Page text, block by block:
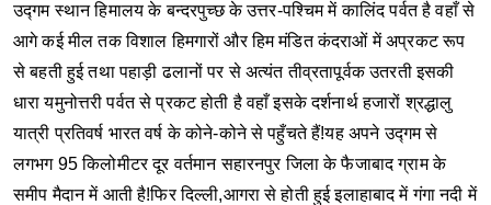
उद्गम स्थान हिमालय के बन्दरपुच्छ के उत्तर-पश्चिम में कालिंद पर्वत है वहाँ से
आगे कई मील तक विशाल हिमगारों और हिम मंडित कंदराओं में अप्रकट रूप
से बहती हुई तथा पहाड़ी ढलानों पर से अत्यंत तीव्रतापूर्वक उतरती इसकी
धारा यमुनोत्तरी पर्वत से प्रकट होती है वहाँ इसके दर्शनार्थ हजारों श्रद्धालु
यात्री प्रतिवर्ष भारत वर्ष के कोने-कोने से पहुँचते हैं!यह अपने उद्गम से
लगभग 95 किलोमीटर दूर वर्तमान सहारनपुर जिला के फैजाबाद ग्राम के
समीप मैदान में आती है!फिर दिल्ली,आगरा से होती हुई इलाहाबाद में गंगा नदी में